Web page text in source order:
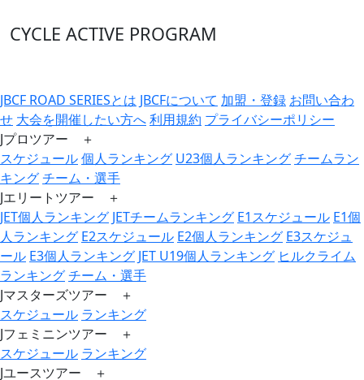
CYCLE ACTIVE PROGRAM
JBCF ROAD SERIESとは JBCFについて 加盟・登録 お問い合わ
せ 大会を開催したい方へ利用規約 プライバシーポリシー
Jプロツアー ＋
スケジュール個人ランキング U23個人ランキングチームラン
キングチーム・選手
Jエリートツアー ＋
JET個人ランキング JETチームランキング E1スケジュール E1個
人ランキング E2スケジュール E2個人ランキング E3スケジュ
ール E3個人ランキング JET U19個人ランキング ヒルクライム
ランキングチーム・選手
Jマスターズツアー ＋
スケジュール ランキング
Jフェミニンツアー ＋
スケジュール ランキング
Jユースツアー ＋